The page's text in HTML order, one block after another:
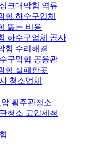
크대막힘 역류
힘 하수구업체
뚫는 비용
하수구업체 공사
힘 수리해결
구막힘 공용관
힘 실패한곳
청소업체
횡주관청소
청소 고압세척